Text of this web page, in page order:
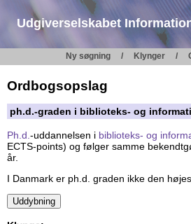
Udgiverselskabet
Ny søgning Klynger
Ordbogsopslag
ph.d.-graden i biblioteks- og
Ph.d. -uddannelsen i biblioteks- og
ECTS-points) og følger samme
år.
I Danmark er ph.d. graden ikke den